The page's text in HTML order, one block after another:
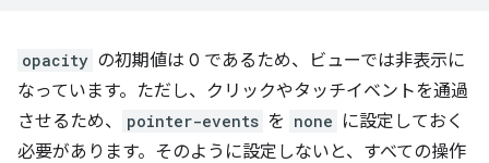
opacity の初期値は 0 であるため、ビューでは非表示に
なっています。ただし、クリックやタッチイベントを通過
させるため、
pointer-events を none に設定しておく
必要があります。そのように設定しないと、すべての操作